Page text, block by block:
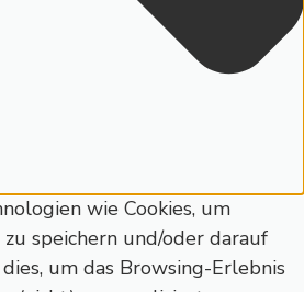
wie Cookies, um
speichern und/oder darauf
um das Browsing-Erlebnis